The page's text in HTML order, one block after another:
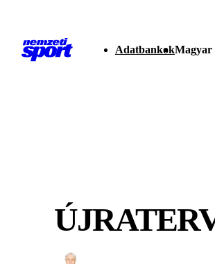
AdatbankokMagyar